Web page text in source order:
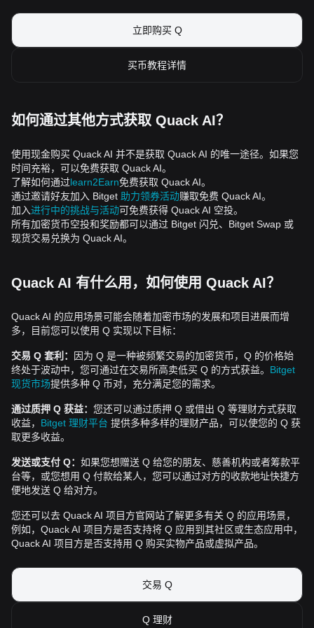
立即购买 Q
买币教程详情
如何通过其他方式获取 Quack AI？
使用现金购买 Quack AI 并不是获取 Quack AI 的唯一途径。如果您
时间充裕，可以免费获取 Quack AI。
了解如何通过learn2Earn免费获取 Quack AI。
通过邀请好友加入 Bitget 助力领券活动赚取免费 Quack AI。
加入进行中的挑战与活动可免费获得 Quack AI 空投。
所有加密货币空投和奖励都可以通过 Bitget 闪兑、Bitget Swap 或
现货交易兑换为 Quack AI。
Quack AI 有什么用，如何使用 Quack AI？
Quack AI 的应用场景可能会随着加密市场的发展和项目进展而增
多，目前您可以使用 Q 实现以下目标：
交易 Q 套利：
因为 Q 是一种被频繁交易的加密货币，Q 的价格始
终处于波动中，您可通过在交易所高卖低买 Q 的方式获益。 Bitget
现货市场提供多种 Q 币对，充分满足您的需求。
通过质押 Q 获益： 您还可以通过质押 Q 或借出 Q 等理财方式获取
收益， Bitget 理财平台 提供多种多样的理财产品，可以使您的 Q 获
取更多收益。
发送或支付 Q： 如果您想赠送 Q 给您的朋友、慈善机构或者筹款平
台等，或您想用 Q 付款给某人，您可以通过对方的收款地址快捷方
便地发送 Q 给对方。
您还可以去 Quack AI 项目方官网站了解更多有关 Q 的应用场景，
例如，Quack AI 项目方是否支持将 Q 应用到其社区或生态应用中，
Quack AI 项目方是否支持用 Q 购买实物产品或虚拟产品。
交易 Q
Q 理财